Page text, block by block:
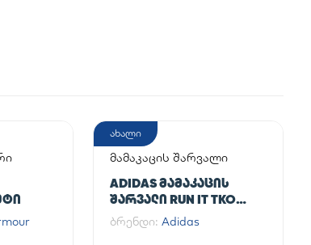
ახალი
მამაკაცის შარვალი
ADIDAS ᲛᲐᲛᲐᲙᲐᲪᲘᲡ
ᲨᲐᲠᲕᲐᲚᲘ RUN IT TKO
PANT
ბრენდი: Adidas